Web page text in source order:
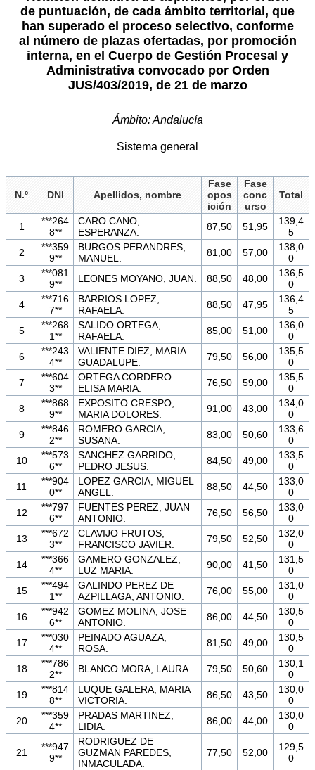
de puntuación, de cada ámbito territorial, que
han superado el proceso selectivo, conforme
al número de plazas ofertadas, por promoción
interna, en el Cuerpo de Gestión Procesal y
Administrativa convocado por Orden
JUS/403/2019, de 21 de marzo
Ámbito: Andalucía
Sistema general
N.º DNI Apellidos, nombre
Fase
opos
ición
Fase
conc
urso
Total
1
***264
8**
CARO CANO,
ESPERANZA.
87,50 51,95
139,4
5
2
***359
9**
BURGOS PERANDRES,
MANUEL.
81,00 57,00
138,0
0
3
***081
9**
LEONES MOYANO, JUAN. 88,50 48,00
136,5
0
4
***716
7**
BARRIOS LOPEZ,
RAFAELA.
88,50 47,95
136,4
5
5
***268
1**
SALIDO ORTEGA,
RAFAELA.
85,00 51,00
136,0
0
6
***243
4**
VALIENTE DIEZ, MARIA
GUADALUPE.
79,50 56,00
135,5
0
7
***604
3**
ORTEGA CORDERO
ELISA MARIA.
76,50 59,00
135,5
0
8
***868
9**
EXPOSITO CRESPO,
MARIA DOLORES.
91,00 43,00
134,0
0
9
***846
2**
ROMERO GARCIA,
SUSANA.
83,00 50,60
133,6
0
10
***573
6**
SANCHEZ GARRIDO,
PEDRO JESUS.
84,50 49,00
133,5
0
11
***904
0**
LOPEZ GARCIA, MIGUEL
ANGEL.
88,50 44,50
133,0
0
12
***797
6**
FUENTES PEREZ, JUAN
ANTONIO.
76,50 56,50
133,0
0
13
***672
3**
CLAVIJO FRUTOS,
FRANCISCO JAVIER.
79,50 52,50
132,0
0
14
***366
4**
GAMERO GONZALEZ,
LUZ MARIA.
90,00 41,50
131,5
0
15
***494
1**
GALINDO PEREZ DE
AZPILLAGA, ANTONIO.
76,00 55,00
131,0
0
16
***942
6**
GOMEZ MOLINA, JOSE
ANTONIO.
86,00 44,50
130,5
0
17
***030
4**
PEINADO AGUAZA,
ROSA.
81,50 49,00
130,5
0
18
***786
2**
BLANCO MORA, LAURA. 79,50 50,60
130,1
0
19
***814
8**
LUQUE GALERA, MARIA
VICTORIA.
86,50 43,50
130,0
0
20
***359
4**
PRADAS MARTINEZ,
LIDIA.
86,00 44,00
130,0
0
21
***947
9**
RODRIGUEZ DE
GUZMAN PAREDES,
INMACULADA.
77,50 52,00
129,5
0